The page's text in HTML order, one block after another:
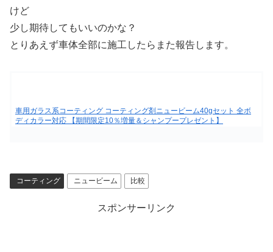
けど
少し期待してもいいのかな？
とりあえず車体全部に施工したらまた報告します。
車用ガラス系コーティング コーティング剤ニュービーム40gセット 全ボ
ディカラー対応 【期間限定10％増量＆シャンプープレゼント】
コーティング ニュービーム 比較
スポンサーリンク